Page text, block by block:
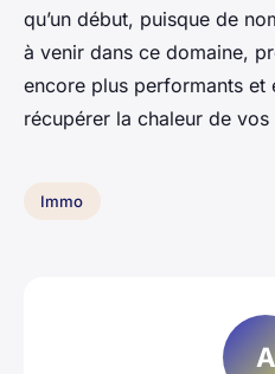
qu’un début, puisque de
à venir dans ce domaine,
encore plus performants et
récupérer la chaleur de vos
Immo
A